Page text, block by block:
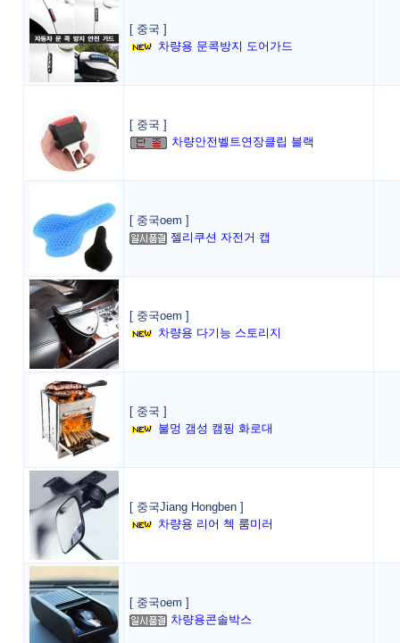
[ 중국 ]
차량용 문콕방지 도어가드
[ 중국 ]
차량안전벨트연장클립 블랙
[ 중국oem ]
젤리쿠션 자전거 캡
[ 중국oem ]
차량용 다기능 스토리지
[ 중국 ]
불멍 갬성 캠핑 화로대
[ 중국Jiang Hongben ]
차량용 리어 첵 룸미러
[ 중국oem ]
차량용콘솔박스